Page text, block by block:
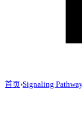
首页›Signaling